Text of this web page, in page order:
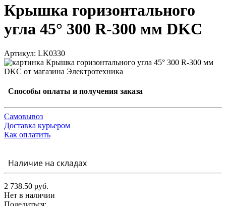
Крышка горизонтального
угла 45° 300 R-300 мм DKC
Артикул: LK0330
Способы оплаты и получения заказа
Самовывоз
Доставка курьером
Как оплатить
Наличие на складах
2 738.50 руб.
Нет в наличии
Поделиться: